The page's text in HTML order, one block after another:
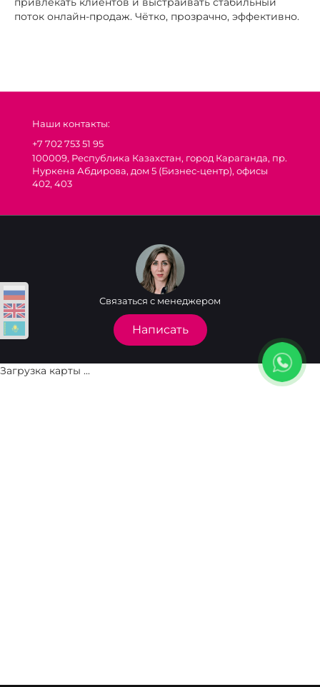
поток онлайн-продаж. Чётко, прозрачно, эффективно.
Наши контакты:
+7 702 753 51 95
100009, Республика Казахстан, город Караганда, пр.
Нуркена Абдирова, дом 5 (Бизнес-центр), офисы
402, 403
Связаться с менеджером
Написать
Загрузка карты ...